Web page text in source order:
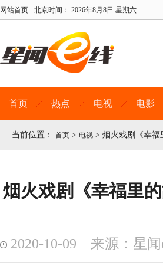
网站首页 北京时间： 2026年8月8日 星期六
首页 热点 电视 电影
当前位置： 首页 > 电视 > 烟火戏剧《幸福
烟火戏剧《幸福里
2020-10-09 来源：星闻